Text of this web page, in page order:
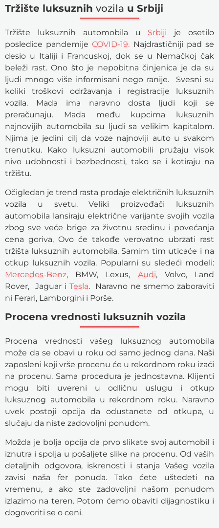
Tržište luksuznih vozila u Srbiji
Tržište luksuznih automobila u Srbiji je osetilo
posledice pandemijeCOVID-19. Najdrastičniji pad se
desio u Italiji i Francuskoj, dok se u Nemačkoj čak
beleži rast. Ono što je nepobitna činjenica je da su
ljudi mnogo više informisani nego ranije. Svesni su
koliki troškovi održavanja i registracije luksuznih
vozila. Mada ima naravno dosta ljudi koji se
preračunaju. Mada među kupcima luksuznih
najnovijih automobila su ljudi sa velikim kapitalom.
Njima je jedini cilj da voze najnoviji auto u svakom
trenutku. Kako luksuzni automobili pružaju visok
nivo udobnosti i bezbednosti, tako se i kotiraju na
tržištu.
Očigledan je trend rasta prodaje električnih luksuznih
vozila u svetu. Veliki proizvođači luksuznih
automobila lansiraju električne varijante svojih vozila
zbog sve veće brige za životnu sredinu i povećanja
cena goriva, Ovo će takođe verovatno ubrzati rast
tržišta luksuznih automobila. Samim tim uticaće i na
otkup luksuznih vozila. Popularni su sledeći modeli:
Mercedes-Benz, BMW, Lexus, Audi, Volvo, Land
Rover, Jaguar i Tesla. Naravno ne smemo zaboraviti
ni Ferari, Lamborgini i Porše.
Procena vrednosti luksuznih vozila
Procena vrednosti vašeg luksuznog automobila
može da se obavi u roku od samo jednog dana. Naši
zaposleni koji vrše procenu će u rekordnom roku izaći
na procenu. Sama procedura je jednostavna. Klijenti
mogu biti uvereni u odličnu uslugu i otkup
luksuznog automobila u rekordnom roku. Naravno
uvek postoji opcija da odustanete od otkupa, u
slučaju da niste zadovoljni ponudom.
Možda je bolja opcija da prvo slikate svoj automobil i
iznutra i spolja u pošaljete slike na procenu. Od vaših
detaljnih odgovora, iskrenosti i stanja Vašeg vozila
zavisi naša fer ponuda. Tako ćete uštedeti na
vremenu, a ako ste zadovoljni našom ponudom
izlazimo na teren. Potom ćemo obaviti dijagnostiku i
dogovoriti se o ceni.